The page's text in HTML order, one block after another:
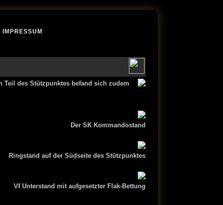
IMPRESSUM
des Stützpunktes befand sich zudem
Der SK Kommandostand
Ringstand auf der Südseite des Stützpunktes
Vf Unterstand mit aufgesetzter Flak-Bettung